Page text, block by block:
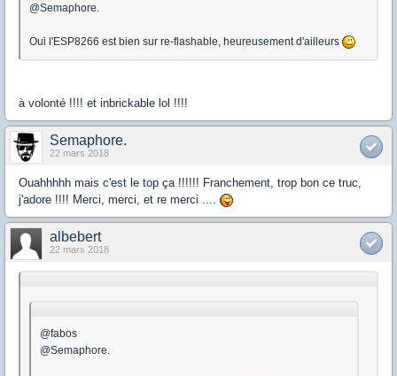
@Semaphore.
Oui l'ESP8266 est bien sur re-flashable, heureusement d'ailleurs
à volonté !!!! et inbrickable lol !!!!
Semaphore.
22 mars 2018
Ouahhhhh mais c'est le top ça !!!!!! Franchement, trop bon ce truc,
j'adore !!!! Merci, merci, et re merci ....
albebert
22 mars 2018
@fabos
@Semaphore.